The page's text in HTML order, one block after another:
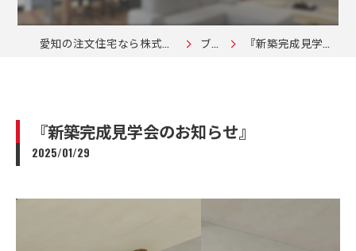
愛知の注文住宅なら株式会社マルコーホーム ブログ 『新築完成見学会のお知らせ』
『新築完成見学会のお知らせ』
2025/01/29